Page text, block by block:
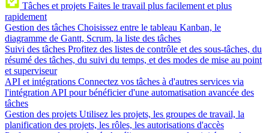
Tâches et projets Faites le travail plus facilement et plus
rapidement
Gestion des tâches Choisissez entre le tableau Kanban, le
diagramme de Gantt, Scrum, la liste des tâches
Suivi des tâches Profitez des listes de contrôle et des sous-tâches, du
résumé des tâches, du suivi du temps, et des modes de mise au point
et superviseur
API et intégrations Connectez vos tâches à d'autres services via
l'intégration API pour bénéficier d'une automatisation avancée des
tâches
Gestion des projets Utilisez les projets, les groupes de travail, la
planification des projets, les rôles, les autorisations d'accès